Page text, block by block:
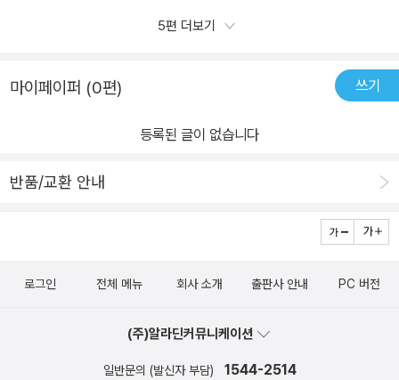
지에서 찾기 시작했어요. 이처럼 전단지, 이름표, 간판 등의 글자들로
면을 보면 달라진 부분들이 보여요. 과일 대신 얼음이 담긴 물병, 여름
요. 특히, 강아지의 뒷모습! 앞과 뒤의 장면을 비교하면서 찾아보세요.
모두 모두 모이세요! - 출판사 보물창고 'I LOVE 그림책' 시리즈 소개
때마다 다양한 그림책들을 만날 수 있어서 행복하지요. 열여섯 번째
의 그림책은 어느 작가님의 어떤 작품일까요. 오늘도 행복한 그림책
않는 도담이 생각이 나기 때문이다. 소녀가 자는 옆에 누워 있는 강아
밖에 나가 가게에 들어갈 때 전봇대에 매어놓자 강아지는 애처롭게
소녀를 바라본다. 집으로 돌아갈때는 강아지를 포근히 안아준다. 도
강아지 이름이 초롱이였다. 초롱이 주인도 애타고 찾고 있다는 것을
이고 지나가다 유기견을 보호하는 동물사랑센터에 개가 밖을 보고 있
었다. 그림에는 개가 지저분해서 소녀가 모른채 지나가려는데 강아지
가 창에 손을 올려 놓는다. 그 강야지도 사랑이 필요한거죠. 소녀는 강
을 통해 우리는 누군가를 만나고 헤어지고, 잃고 얻고, 돌려주고 다시
방식으로 사랑을 하는지 알게 됩니다.(신형건 시인, 비평가)
5편 더보기
마이페이퍼 (0편) 쓰기
등록된 글이 없습니다
반품/교환 안내
로그인 전체 메뉴 회사 소개 출판사 안내 PC 버전
(주)알라딘커뮤니케이션
일반문의 (발신자 부담) 1544-2514